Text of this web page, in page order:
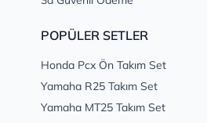
POPÜLER SETLER
Honda Pcx Ön Takım Set
Yamaha R25 Takım Set
Yamaha MT25 Takım Set